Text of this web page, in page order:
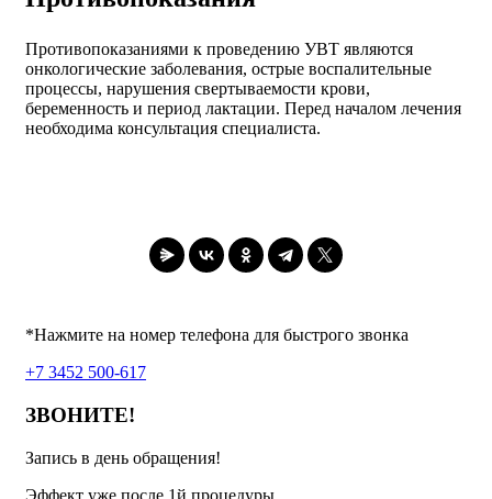
Противопоказаниями к проведению УВТ являются
онкологические заболевания, острые воспалительные
процессы, нарушения свертываемости крови,
беременность и период лактации. Перед началом лечения
необходима консультация специалиста.
*Нажмите на номер телефона для быстрого звонка
+7 3452 500-617
ЗВОНИТЕ!
Запись в день обращения!
Эффект уже после 1й процедуры